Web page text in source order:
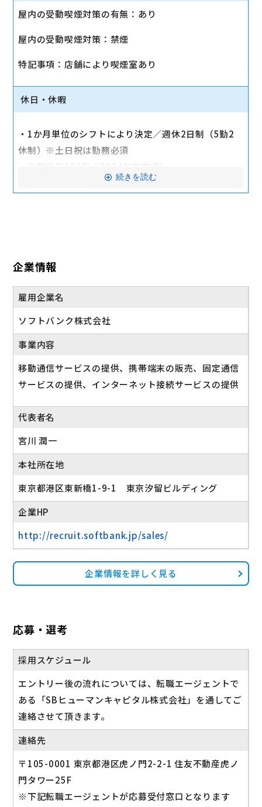
災保険）
・入社時に研修有（職種・地域によって研修日程が異
なる）
・制服貸与
等）
交通費全額支給
屋内の受動喫煙対策の有無：あり
屋内の受動喫煙対策：禁煙
特記事項：店舗により喫煙室あり
休日・休暇
・1か月単位のシフトにより決定／週休2日制（5勤2
休制）※土日祝は勤務必須
・年間休日123日（2024年度実績）
・有給休暇：6か月勤務後11日付与
続きを読む
企業情報
雇用企業名
ソフトバンク株式会社
事業内容
移動通信サービスの提供、携帯端末の販売、固定通信
サービスの提供、インターネット接続サービスの提供
代表者名
宮川 潤一
本社所在地
東京都港区東新橋1-9-1 東京汐留ビルディング
企業HP
http://recruit.softbank.jp/sales/
企業情報を詳しく見る
応募・選考
採用スケジュール
エントリー後の流れについては、転職エージェントで
ある「SBヒューマンキャピタル株式会社」を通してご
連絡させて頂きます。
連絡先
〒105-0001 東京都港区虎ノ門2-2-1 住友不動産虎ノ
門タワー25F
※下記転職エージェントが応募受付窓口となります